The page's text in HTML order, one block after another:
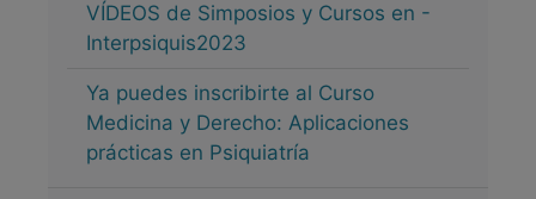
VÍDEOS de Simposios y Cursos en -
Interpsiquis2023
Ya puedes inscribirte al Curso
Medicina y Derecho: Aplicaciones
prácticas en Psiquiatría